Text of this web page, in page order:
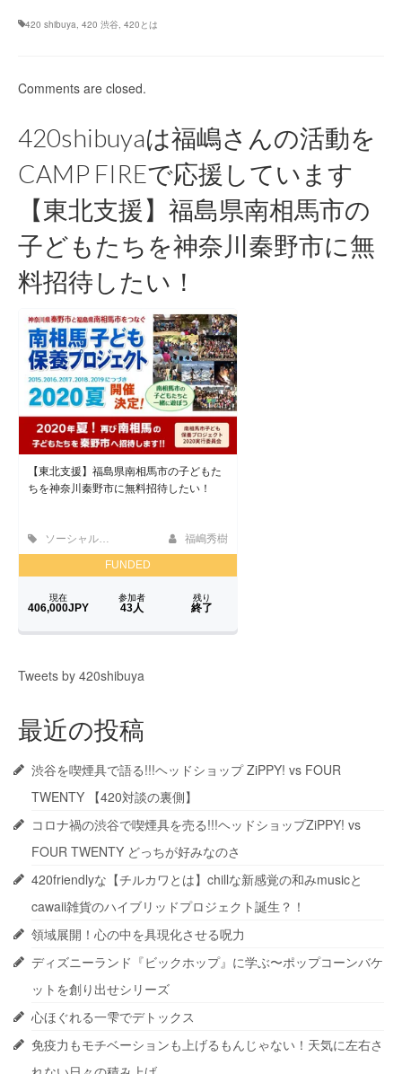
420 shibuya, 420 渋谷, 420とは
Comments are closed.
420shibuyaは福嶋さんの活動を
CAMP FIREで応援しています
【東北支援】福島県南相馬市の
子どもたちを神奈川秦野市に無
料招待したい！
Tweets by 420shibuya
最近の投稿
渋谷を喫煙具で語る!!!ヘッドショップ ZiPPY! vs FOUR
TWENTY 【420対談の裏側】
コロナ禍の渋谷で喫煙具を売る!!!ヘッドショップZiPPY! vs
FOUR TWENTY どっちが好みなのさ
420friendlyな【チルカワとは】chillな新感覚の和みmusicと
cawaii雑貨のハイブリッドプロジェクト誕生？！
領域展開！心の中を具現化させる呪力
ディズニーランド『ビックホップ』に学ぶ〜ポップコーンバケ
ットを創り出せシリーズ
心ほぐれる一雫でデトックス
免疫力もモチベーションも上げるもんじゃない！天気に左右さ